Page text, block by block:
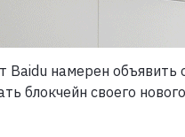
Baidu намерен объявить
блокчейн своего